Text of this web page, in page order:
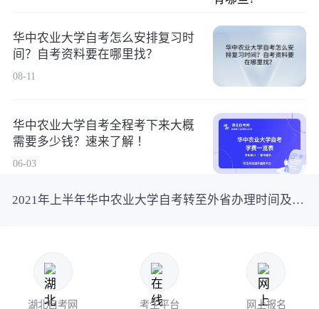
华中农业大学自考怎么安排复习时
间？自考资料要在哪里找？
08-11
华中农业大学自考全程考下来大概
需要多少钱？速来了解 ！
06-03
2021年上半年华中农业大学自考转至外省办理时间及条件
湖北自考网 考生平台 网上报名